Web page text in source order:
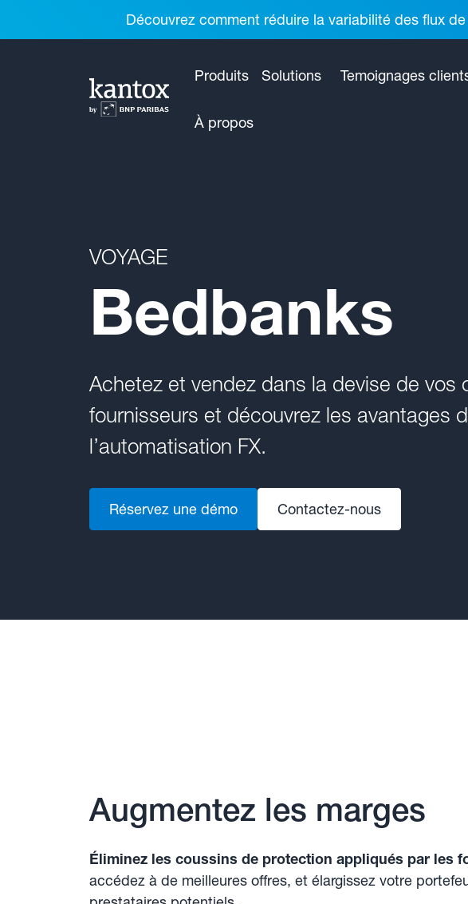
Découvrez comment réduire la variabilité des flux
Produits Solutions Temoignages
À propos
VOYAGE
Bedbanks
Achetez et vendez dans la devise de vos
fournisseurs et découvrez les avantages
l’automatisation FX.
Réservez une démo Contactez-nous
Augmentez les marges
Éliminez les coussins de protection appliqués par les
accédez à de meilleures offres, et élargissez votre